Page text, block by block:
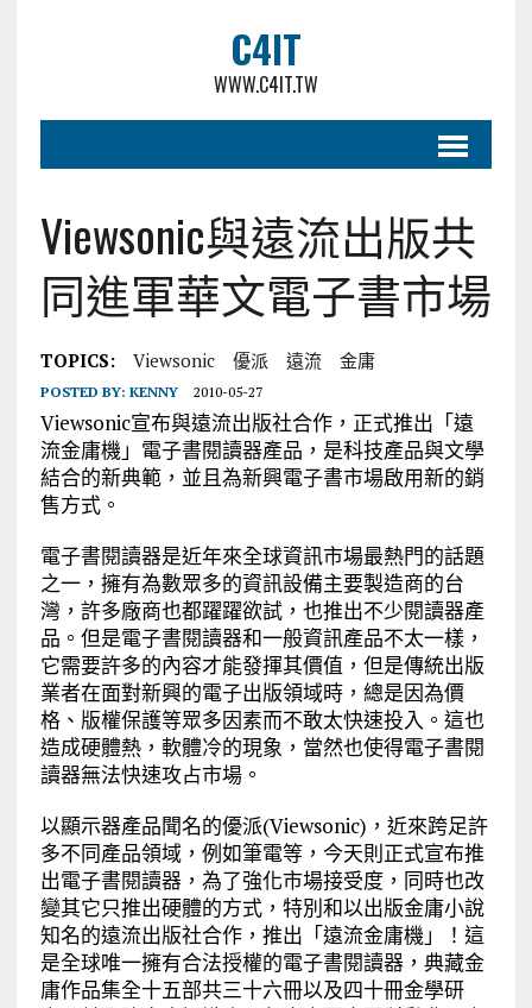
C4IT
WWW.C4IT.TW
Viewsonic與遠流出版共
同進軍華文電子書市場
TOPICS: Viewsonic 優派 遠流 金庸
POSTED BY: KENNY 2010-05-27
Viewsonic宣布與遠流出版社合作，正式推出「遠
流金庸機」電子書閱讀器產品，是科技產品與文學
結合的新典範，並且為新興電子書市場啟用新的銷
售方式。
電子書閱讀器是近年來全球資訊市場最熱門的話題
之一，擁有為數眾多的資訊設備主要製造商的台
灣，許多廠商也都躍躍欲試，也推出不少閱讀器產
品。但是電子書閱讀器和一般資訊產品不太一樣，
它需要許多的內容才能發揮其價值，但是傳統出版
業者在面對新興的電子出版領域時，總是因為價
格、版權保護等眾多因素而不敢太快速投入。這也
造成硬體熱，軟體冷的現象，當然也使得電子書閱
讀器無法快速攻占市場。
以顯示器產品聞名的優派(Viewsonic)，近來跨足許
多不同產品領域，例如筆電等，今天則正式宣布推
出電子書閱讀器，為了強化市場接受度，同時也改
變其它只推出硬體的方式，特別和以出版金庸小說
知名的遠流出版社合作，推出「遠流金庸機」！這
是全球唯一擁有合法授權的電子書閱讀器，典藏金
庸作品集全十五部共三十六冊以及四十冊金學研